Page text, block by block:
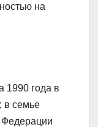
на
1990 года в
в семье
Федерации